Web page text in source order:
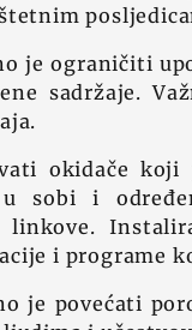
je ograničiti
sadržaje.
okidače
sobi i
linkove.
i programe
je povećati